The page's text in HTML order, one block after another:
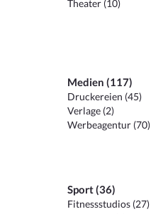
Theater (10)
Medien (117)
Druckereien (45)
Verlage (2)
Werbeagentur (70)
Sport (36)
Fitnessstudios (27)